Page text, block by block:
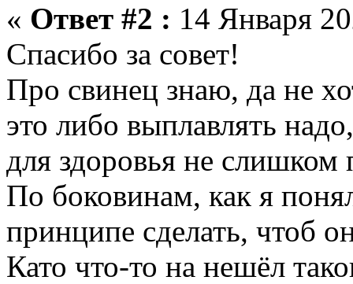
« Ответ #2 : 14 Января
Спасибо за совет!
Про свинец знаю, да не
это либо выплавлять
для здоровья не слишком
По боковинам, как я
принципе сделать, чтоб
Като что-то на нешёл